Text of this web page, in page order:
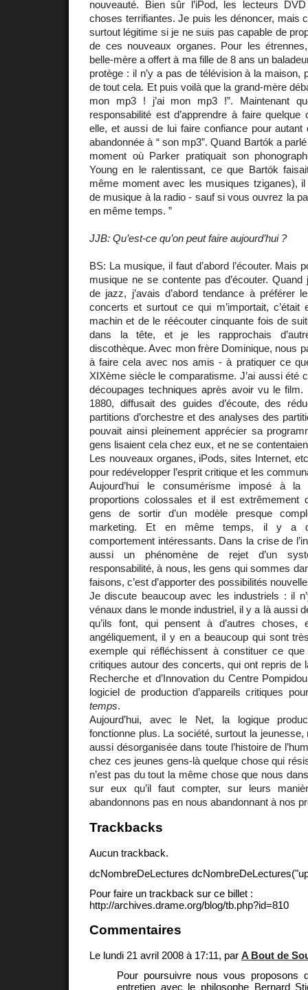
nouveauté. Bien sûr l’iPod, les lecteurs
choses terrifiantes. Je puis les dénoncer, mais
surtout légitime si je ne suis pas capable de
de ces nouveaux organes. Pour les
belle-mère a offert à ma fille de 8 ans un
protège : il n’y a pas de télévision à la maison,
de tout cela. Et puis voilà que la grand-mère
mon mp3 ! j’ai mon mp3 !”. Maintenant
responsabilité est d’apprendre à faire quelque
elle, et aussi de lui faire confiance pour
abandonnée à “ son mp3”. Quand Bartók a
moment où Parker pratiquait son
Young en le ralentissant, ce que Bartók
même moment avec les musiques tziganes), il
de musique à la radio - sauf si vous ouvrez la
en même temps. ”
JJB: Qu’est-ce qu’on peut faire aujourd’hui ?
BS: La musique, il faut d’abord l’écouter. Mais
musique ne se contente pas d’écouter. Quand
de jazz, j’avais d’abord tendance à préférer
concerts et surtout ce qui m’importait, c’était
machin et de le réécouter cinquante fois de
dans la tête, et je les rapprochais
discothèque. Avec mon frère Dominique, nous
à faire cela avec nos amis - à pratiquer ce
XIXème siècle le comparatisme. J’ai aussi été
découpages techniques après avoir vu le film.
1880, diffusait des guides d’écoute, des
partitions d’orchestre et des analyses des
pouvait ainsi pleinement apprécier sa
gens lisaient cela chez eux, et ne se
Les nouveaux organes, iPods, sites Internet,
pour redévelopper l’esprit critique et les
Aujourd’hui le consumérisme imposé à
proportions colossales et il est extrêmement
gens de sortir d’un modèle presque
marketing. Et en même temps, il y a
comportement intéressants. Dans la crise de
aussi un phénomène de rejet d’un
responsabilité, à nous, les gens qui sommes
faisons, c’est d’apporter des possibilités
Je discute beaucoup avec les industriels : il
vénaux dans le monde industriel, il y a là aussi
qu’ils font, qui pensent à d’autres choses,
angéliquement, il y en a beaucoup qui sont
exemple qui réfléchissent à constituer ce que
critiques autour des concerts, qui ont repris de
Recherche et d’Innovation du Centre
logiciel de production d’appareils critiques
temps.
Aujourd’hui, avec le Net, la logique
fonctionne plus. La société, surtout la jeunesse,
aussi désorganisée dans toute l’histoire de
chez ces jeunes gens-là quelque chose qui
n’est pas du tout la même chose que nous
sur eux qu’il faut compter, sur leurs
abandonnons pas en nous abandonnant à nos
Trackbacks
Aucun trackback.
dcNombreDeLectures
Pour faire un trackback sur ce billet :
http://archives.drame.org/blog/tb.php?id=810
Commentaires
Le lundi 21 avril 2008 à 17:11, par A Bout de
Pour poursuivre nous vous proposons
entretien avec le philosophe Bernard